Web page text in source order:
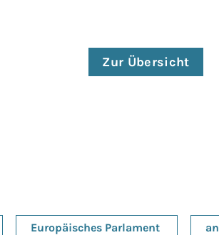
Zur Übersicht
Europäisches Parlament